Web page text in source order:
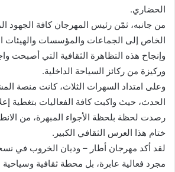
الحضاري.
من جانبه، ثمّن رئيس المهرجان كافة الجهود
الخاص إلى الجماعات والمؤسسات
وإنجاح هذه التظاهرة الثقافية التي أصبحت
وركيزة من ركائز السياحة الداخلية.
وعلى امتداد السهرات الثلاث، كانت منصة
الحدث، حيث واكبت كافة الفعاليات بتغطية
رصدت لحظة بلحظة الأجواء المبهرة، من
ختام هذا العرس الثقافي الكبير.
لقد أكد مهرجان أطار – وديان الخروب في
مجرد فعالية عابرة، بل محطة ثقافية